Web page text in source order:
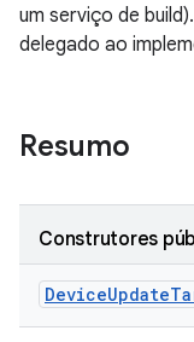
um serviço de
delegado ao
Resumo
Construtores
DeviceUpdate